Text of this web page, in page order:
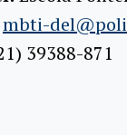
mbti-
39388-871